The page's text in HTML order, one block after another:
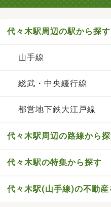
代々木駅周辺の駅から探す
山手線
総武・中央緩行線
都営地下鉄大江戸線
代々木駅周辺の路線から
代々木駅の特集から探す
代々木駅(山手線)の不動産